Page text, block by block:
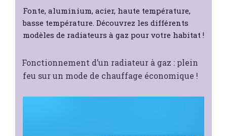
Fonte, aluminium, acier, haute température,
basse température. Découvrez les différents
modèles de radiateurs à gaz pour votre habitat !
Fonctionnement d’un radiateur à gaz : plein
feu sur un mode de chauffage économique !